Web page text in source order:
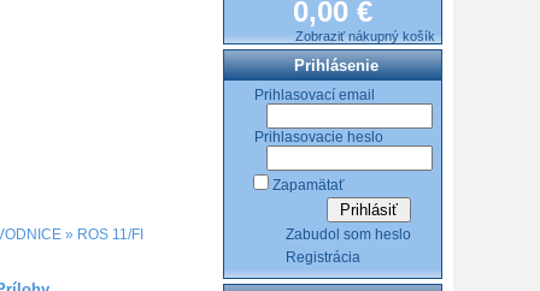
» ROS 11/FI
0,00 €
Zobraziť nákupný košík
Prihlásenie
Prihlasovací email
Prihlasovacie heslo
Zapamätať
Zabudol som heslo
Registrácia